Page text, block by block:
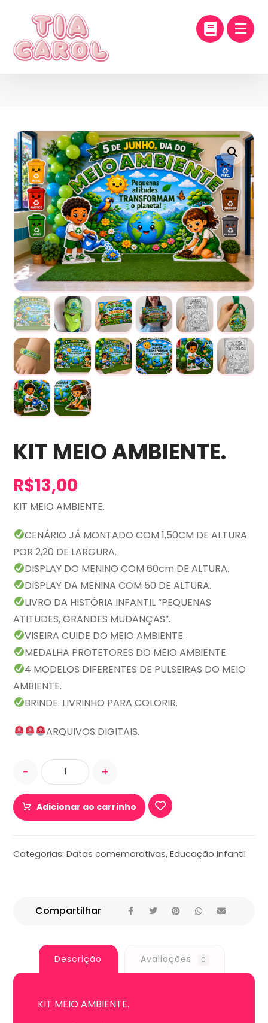
Enlarge the image
KIT MEIO AMBIENTE.
R$13,00
KIT MEIO AMBIENTE.
CENÁRIO JÁ MONTADO COM 1,50CM DE ALTURA
POR 2,20 DE LARGURA.
DISPLAY DO MENINO COM 60cm DE ALTURA.
DISPLAY DA MENINA COM 50 DE ALTURA.
LIVRO DA HISTÓRIA INFANTIL “PEQUENAS
ATITUDES, GRANDES MUDANÇAS”.
VISEIRA CUIDE DO MEIO AMBIENTE.
MEDALHA PROTETORES DO MEIO AMBIENTE.
4 MODELOS DIFERENTES DE PULSEIRAS DO MEIO
AMBIENTE.
BRINDE: LIVRINHO PARA COLORIR.
ARQUIVOS DIGITAIS.
- +
Adicionar ao carrinho
Categorias:Datas comemorativas,Educação Infantil
Descrição Avaliações 0
KIT MEIO AMBIENTE.